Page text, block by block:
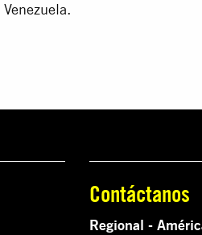
Contáctanos
Regional -